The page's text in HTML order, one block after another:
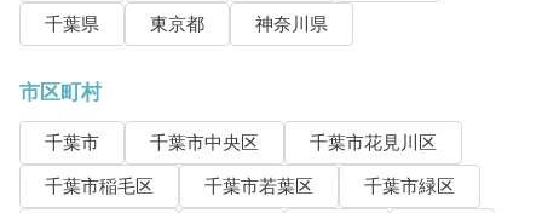
千葉県
東京都 神奈川県
市区町村
千葉市 千葉市中央区
千葉市花見川区
千葉市稲毛区
千葉市若葉区
千葉市緑区